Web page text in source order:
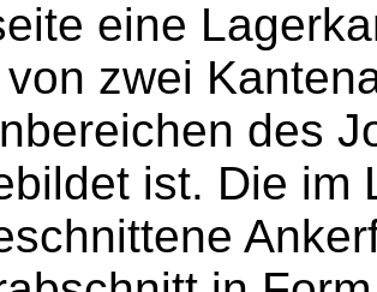
eine
von zwei
des
ist. Die im